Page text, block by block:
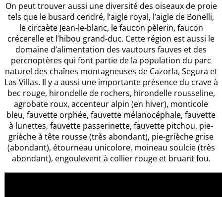
On peut trouver aussi une diversité des oiseaux de proie
tels que le busard cendré, l’aigle royal, l’aigle de Bonelli,
le circaète Jean-le-blanc, le faucon pèlerin, faucon
crécerelle et l’hibou grand-duc. Cette région est aussi le
domaine d’alimentation des vautours fauves et des
percnoptères qui font partie de la population du parc
naturel des chaînes montagneuses de Cazorla, Segura et
Las Villas. Il y a aussi une importante présence du crave à
bec rouge, hirondelle de rochers, hirondelle rousseline,
agrobate roux, accenteur alpin (en hiver), monticole
bleu, fauvette orphée, fauvette mélanocéphale, fauvette
à lunettes, fauvette passerinette, fauvette pitchou, pie-
grièche à tête rousse (très abondant), pie-grièche grise
(abondant), étourneau unicolore, moineau soulcie (très
abondant), engoulevent à collier rouge et bruant fou.